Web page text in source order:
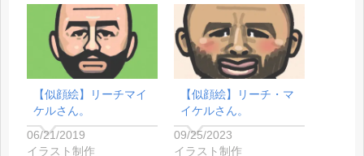
【似顔絵】リーチマイ
ケルさん。
06/21/2019
イラスト制作
【似顔絵】リーチ・マ
イケルさん。
09/25/2023
イラスト制作